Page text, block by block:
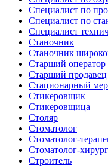
Специалист по
Специалист по
Специалист
Станочник
Станочник
Старший оператор
Старший продавец
Стационарный
Стикеровщик
Стикеровщица
Столяр
Стоматолог
Стоматолог-
Стоматолог-хирург
Строитель